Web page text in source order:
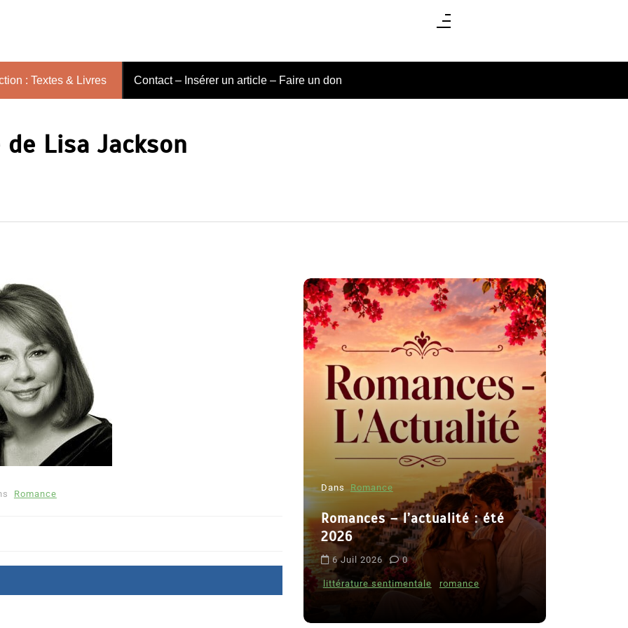
: Textes & Livres Contact – Insérer un article – Faire un don
Lisa Jackson
Romance
8 Juil 2026 0
Dans Romance
Romances – l’actualité : été
2026
6 Juil 2026 0
littérature sentimentale romance